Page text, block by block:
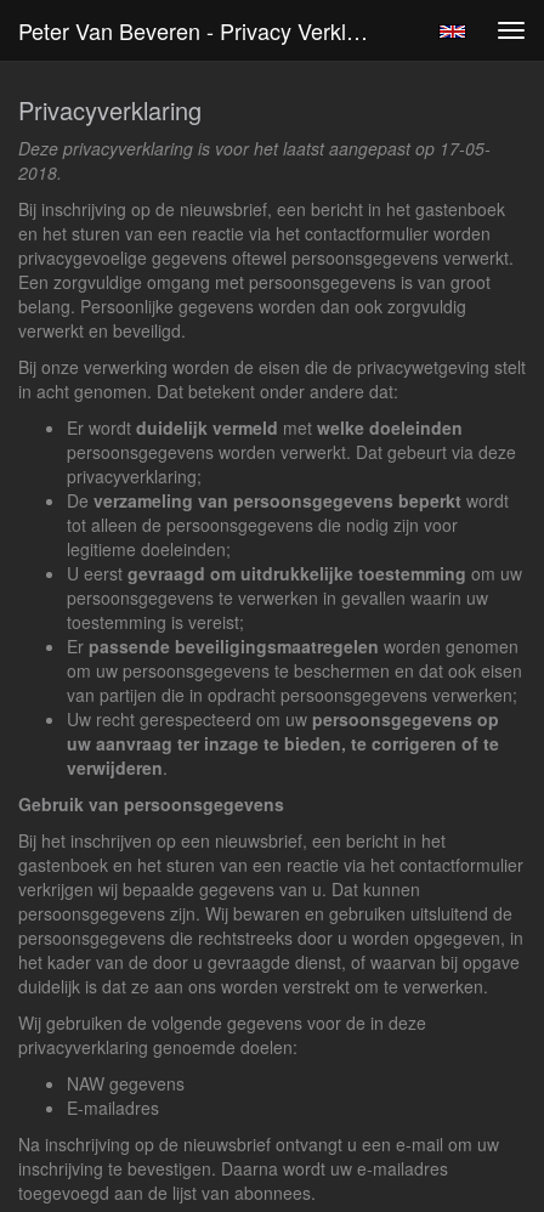
Peter Van Beveren - Privacy Verklaring
Privacyverklaring
Deze privacyverklaring is voor het laatst aangepast op 17-05-
2018.
Bij inschrijving op de nieuwsbrief, een bericht in het gastenboek
en het sturen van een reactie via het contactformulier worden
privacygevoelige gegevens oftewel persoonsgegevens verwerkt.
Een zorgvuldige omgang met persoonsgegevens is van groot
belang. Persoonlijke gegevens worden dan ook zorgvuldig
verwerkt en beveiligd.
Bij onze verwerking worden de eisen die de privacywetgeving stelt
in acht genomen. Dat betekent onder andere dat:
Er wordt duidelijk vermeld met welke doeleinden
persoonsgegevens worden verwerkt. Dat gebeurt via deze
privacyverklaring;
De verzameling van persoonsgegevens beperkt wordt
tot alleen de persoonsgegevens die nodig zijn voor
legitieme doeleinden;
U eerst gevraagd om uitdrukkelijke toestemming om uw
persoonsgegevens te verwerken in gevallen waarin uw
toestemming is vereist;
Er passende beveiligingsmaatregelen worden genomen
om uw persoonsgegevens te beschermen en dat ook eisen
van partijen die in opdracht persoonsgegevens verwerken;
Uw recht gerespecteerd om uw persoonsgegevens op
uw aanvraag ter inzage te bieden, te corrigeren of te
verwijderen.
Gebruik van persoonsgegevens
Bij het inschrijven op een nieuwsbrief, een bericht in het
gastenboek en het sturen van een reactie via het contactformulier
verkrijgen wij bepaalde gegevens van u. Dat kunnen
persoonsgegevens zijn. Wij bewaren en gebruiken uitsluitend de
persoonsgegevens die rechtstreeks door u worden opgegeven, in
het kader van de door u gevraagde dienst, of waarvan bij opgave
duidelijk is dat ze aan ons worden verstrekt om te verwerken.
Wij gebruiken de volgende gegevens voor de in deze
privacyverklaring genoemde doelen:
NAW gegevens
E-mailadres
Na inschrijving op de nieuwsbrief ontvangt u een e-mail om uw
inschrijving te bevestigen. Daarna wordt uw e-mailadres
toegevoegd aan de lijst van abonnees.